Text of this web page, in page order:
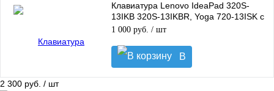
Клавиатура Lenovo IdeaPad 320S-
13IKB 320S-13IKBR, Yoga 720-13ISK с
подсветкой
1 000 руб. / шт
В
корзину
2 300 руб. / шт